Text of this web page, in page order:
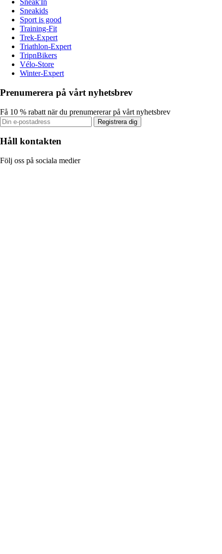
Sneak'In
Sneakids
Sport is good
Training-Fit
Trek-Expert
Triathlon-Expert
TripnBikers
Vélo-Store
Winter-Expert
Prenumerera på vårt nyhetsbrev
Få 10 % rabatt när du prenumererar på vårt nyhetsbrev
Registrera dig
Håll kontakten
Följ oss på sociala medier